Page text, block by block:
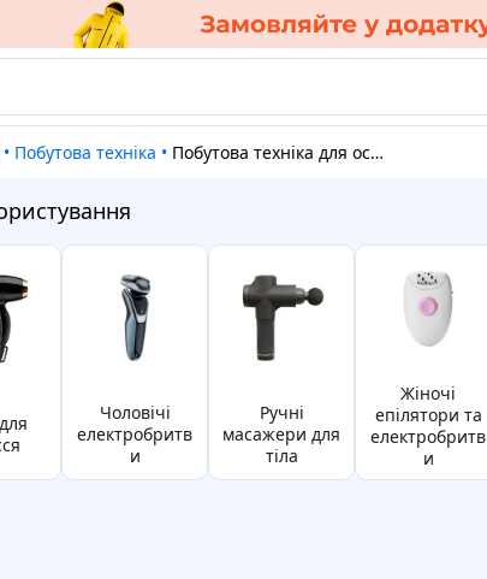
• Побутова техніка • Побутова техніка для особистого користування
чоловічі
електробритв
и
ручні
масажери для
тіла
жіночі
епілятори та
електробритв
и